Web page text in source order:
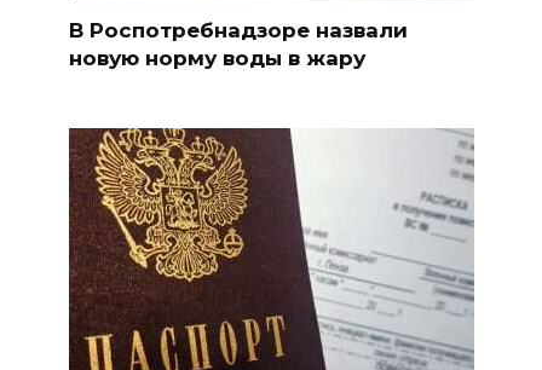
В Роспотребнадзоре назвали
новую норму воды в жару